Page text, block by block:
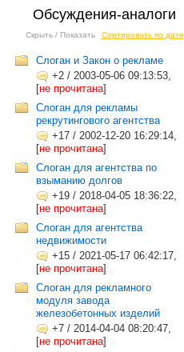
Обсуждения-аналоги
Скрыть / Показать Сортировать по дате
Слоган и Закон о рекламе
+2 / 2003-05-06 09:13:53,
[не прочитана]
Слоган для рекламы
рекрутингового агентства
+17 / 2002-12-20 16:29:14,
[не прочитана]
Слоган для агентства по
взыманию долгов
+19 / 2018-04-05 18:36:22,
[не прочитана]
Слоган для агентства
недвижимости
+15 / 2021-05-17 06:42:17,
[не прочитана]
Слоган для рекламного
модуля завода
железобетонных изделий
+7 / 2014-04-04 08:20:47,
[не прочитана]